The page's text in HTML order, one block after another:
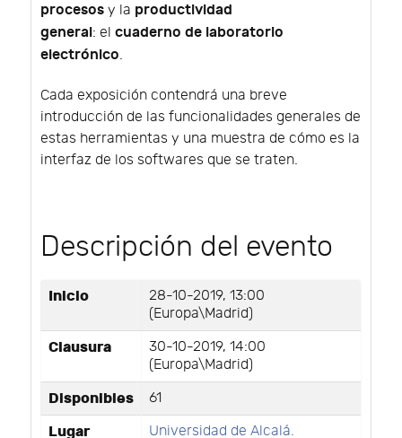
procesos y la productividad
general: el cuaderno de laboratorio
electrónico.
Cada exposición contendrá una breve
introducción de las funcionalidades generales de
estas herramientas y una muestra de cómo es la
interfaz de los softwares que se traten.
Descripción del evento
Inicio
28-10-2019, 13:00
(Europa\Madrid)
Clausura
30-10-2019, 14:00
(Europa\Madrid)
Disponibles 61
Lugar Universidad de Alcalá.